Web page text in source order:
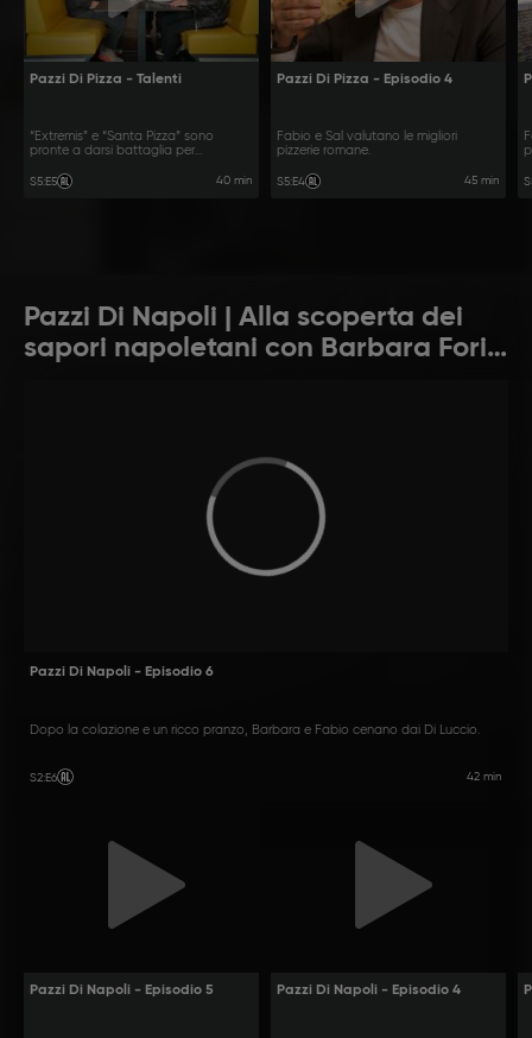
Pazzi Di Pizza - Talenti
“Extremis” e “Santa Pizza” sono
pronte a darsi battaglia per
del quartiere Talenti.
S5:E5 40 min
Pazzi Di Pizza - Episodio 4
Fabio e Sal valutano le migliori
pizzerie romane.
S5:E4 45 min
Pazzi Di Napoli | Alla scoperta dei
sapori napoletani con Barbara Foria
Pazzi Di Napoli - Episodio 6
Dopo la colazione e un ricco pranzo, Barbara e Fabio cenano dai Di Luccio.
S2:E6 42 min
Pazzi Di Napoli - Episodio 5 Pazzi Di Napoli - Episodio 4